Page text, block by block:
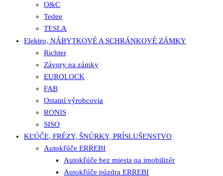
O&C
Tedee
TESLA
Elektro, NÁBYTKOVÉ A SCHRÁNKOVÉ ZÁMKY
Richter
Závory na zámky
EUROLOCK
FAB
Ostatní výrobcovia
RONIS
SISO
KĽÚČE, FRÉZY, ŠNÚRKY, PRÍSLUŠENSTVO
Autokľúče ERREBI
Autokľúče bez miesta na imobilizér
Autokľúče púzdra ERREBI